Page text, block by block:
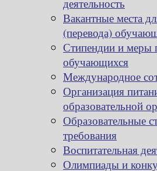
деятельность
Вакантные места
(перевода)
Стипендии и меры
обучающихся
Международное
Организация
образовательной
Образовательные
требования
Воспитательная
Олимпиады и